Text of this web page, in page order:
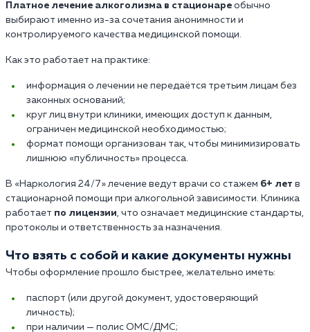
Платное лечение алкоголизма в стационаре обычно
выбирают именно из-за сочетания анонимности и
контролируемого качества медицинской помощи.
Как это работает на практике:
информация о лечении не передаётся третьим лицам без
законных оснований;
круг лиц внутри клиники, имеющих доступ к данным,
ограничен медицинской необходимостью;
формат помощи организован так, чтобы минимизировать
лишнюю «публичность» процесса.
В «Наркология 24/7» лечение ведут врачи со стажем 6+ лет в
стационарной помощи при алкогольной зависимости. Клиника
работает по лицензии, что означает медицинские стандарты,
протоколы и ответственность за назначения.
Что взять с собой и какие документы нужны
Чтобы оформление прошло быстрее, желательно иметь:
паспорт (или другой документ, удостоверяющий
личность);
при наличии — полис ОМС/ДМС;